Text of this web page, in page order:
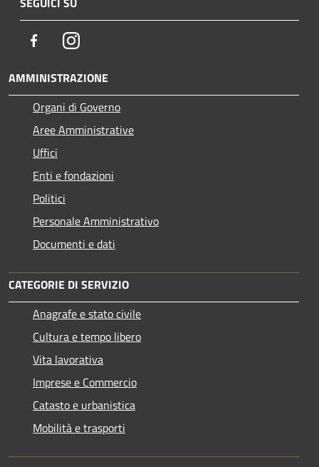
FacebookInstagram
AMMINISTRAZIONE
Organi di Governo
Aree Amministrative
Uffici
Enti e fondazioni
Politici
Personale Amministrativo
Documenti e dati
CATEGORIE DI SERVIZIO
Anagrafe e stato civile
Cultura e tempo libero
Vita lavorativa
Imprese e Commercio
Catasto e urbanistica
Mobilità e trasporti